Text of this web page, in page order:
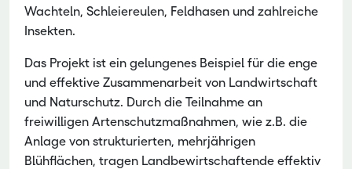
Wachteln, Schleiereulen, Feldhasen und zahlreiche
Insekten.
Das Projekt ist ein gelungenes Beispiel für die enge
und effektive Zusammenarbeit von Landwirtschaft
und Naturschutz. Durch die Teilnahme an
freiwilligen Artenschutzmaßnahmen, wie z.B. die
Anlage von strukturierten, mehrjährigen
Blühflächen, tragen Landbewirtschaftende effektiv